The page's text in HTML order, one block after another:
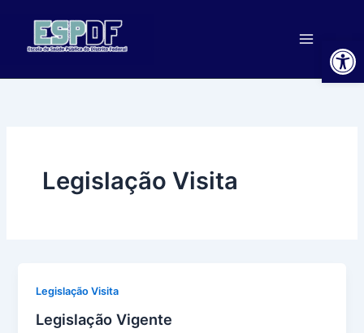
Legislação Visita
Legislação Visita
Legislação Vigente